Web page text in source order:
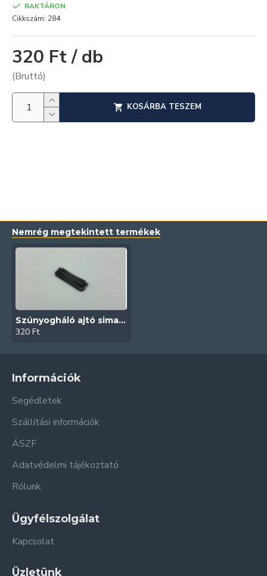
320 Ft / db
(Bruttó)
RAKTÁRON
Cikkszám: 284
KOSÁRBA TESZEM
Nemrég megtekintett termékek
Szúnyogháló ajtó sima talpú visszazárható kilincs (Fekete)
320 Ft
Információk
Segédletek
Szállítási információk
ÁSZF
Adatvédelmi tájékoztató
Rólunk
Ügyfélszolgálat
Kapcsolat
Üzletünk